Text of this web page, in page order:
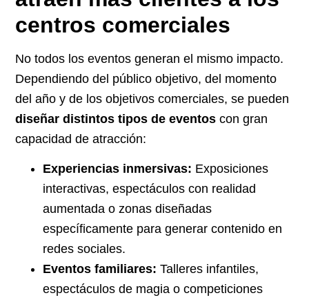
centros comerciales
No todos los eventos generan el mismo impacto.
Dependiendo del público objetivo, del momento
del año y de los objetivos comerciales, se pueden
diseñar distintos tipos de eventos con gran
capacidad de atracción:
Experiencias inmersivas: Exposiciones
interactivas, espectáculos con realidad
aumentada o zonas diseñadas
específicamente para generar contenido en
redes sociales.
Eventos familiares: Talleres infantiles,
espectáculos de magia o competiciones